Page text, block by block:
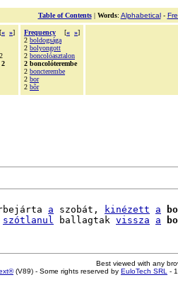
Table of Contents| Words: Alphabetical-
[« »]
2
2
Frequency [« »]
2 boldogsága
2 bolyongott
2 boncolóasztalon
2 boncolóterembe
2 boncterembe
2 bor
2 bõr
a szobát, kinézett a
szótlanul ballagtak vissza a
Best viewed with any
(V89) - Some rights reserved by EuloTech SRL -